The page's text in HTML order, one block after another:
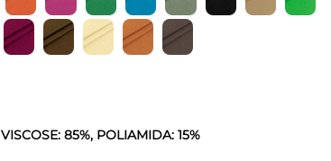
VISCOSE: 85%, POLIAMIDA: 15%